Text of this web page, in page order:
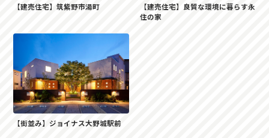
【建売住宅】筑紫野市湯町
【建売住宅】良質な環境に暮らす永
住の家
【街並み】ジョイナス大野城駅前